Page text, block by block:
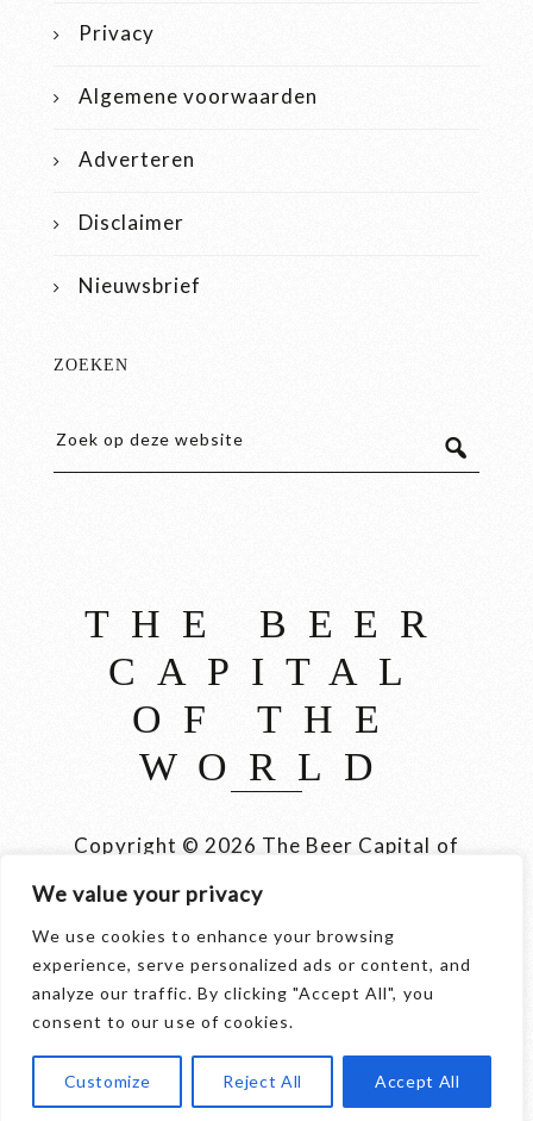
We value your privacy
We use cookies to enhance your browsing
experience, serve personalized ads or content, and
analyze our traffic. By clicking "Accept All", you
consent to our use of cookies.
Customize Reject All Accept All
Privacy
Algemene voorwaarden
Adverteren
Disclaimer
Nieuwsbrief
ZOEKEN
THE BEER
CAPITAL
OF THE
WORLD
Copyright © 2026 The Beer Capital of
the World België, Brussel, Bier en
© 2026 thebeercapital.be - Merken en domeinen
zijn eigendom van Internet Ventures. Website
beheerd doorVolo Media